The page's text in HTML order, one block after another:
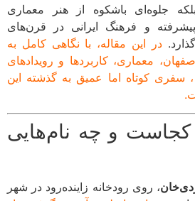
جلوه‌ای باشکوه از هنر معماری
و فرهنگ ایرانی در قرن‌های
در این مقاله، با نگاهی کامل به
معماری، کاربردها و رویدادهای
کوتاه اما عمیق به گذشته این
و چه نام‌هایی
، روی رودخانه زاینده‌رود در شهر